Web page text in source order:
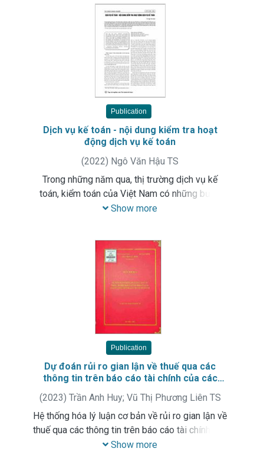
Publication
Dịch vụ kế toán - nội dung kiểm tra hoạt
động dịch vụ kế toán
(2022) Ngô Văn Hậu TS
Trong những năm qua, thị trường dịch vụ kế
toán, kiểm toán của Việt Nam có những bước
phát triển tích cực cả về chất lượng dịch vụ và
hóa và nâng cao tính công khai, minh bạch của
các hoạt động kinh tế, tài chính của tất cả các
đơn vị, tổ chức trong nền kinh tế - xã hội. Bài viết
đề cập đến thực trạng về thị trường dịch vụ kế
toán hiện nay và những nội dung kiểm tra hoạt
động dịch vụ kế toán.
Show more
Publication
Dự đoán rủi ro gian lận về thuế qua các
thông tin trên báo cáo tài chính của các
(2023) Trần Anh Huy; Vũ Thị Phương Liên TS
Hệ thống hóa lý luận cơ bản về rủi ro gian lận về
thuế qua các thông tin trên báo cáo tài chính của
các doanh nghiệp. Phân tích, đánh giá thực trạng
Show more